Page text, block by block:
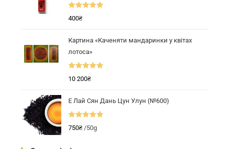
400₴
Картина «Каченяти мандаринки у квітах
лотоса»
10 200₴
Е Лай Сян Дань Цун Улун (№600)
750₴ /50g